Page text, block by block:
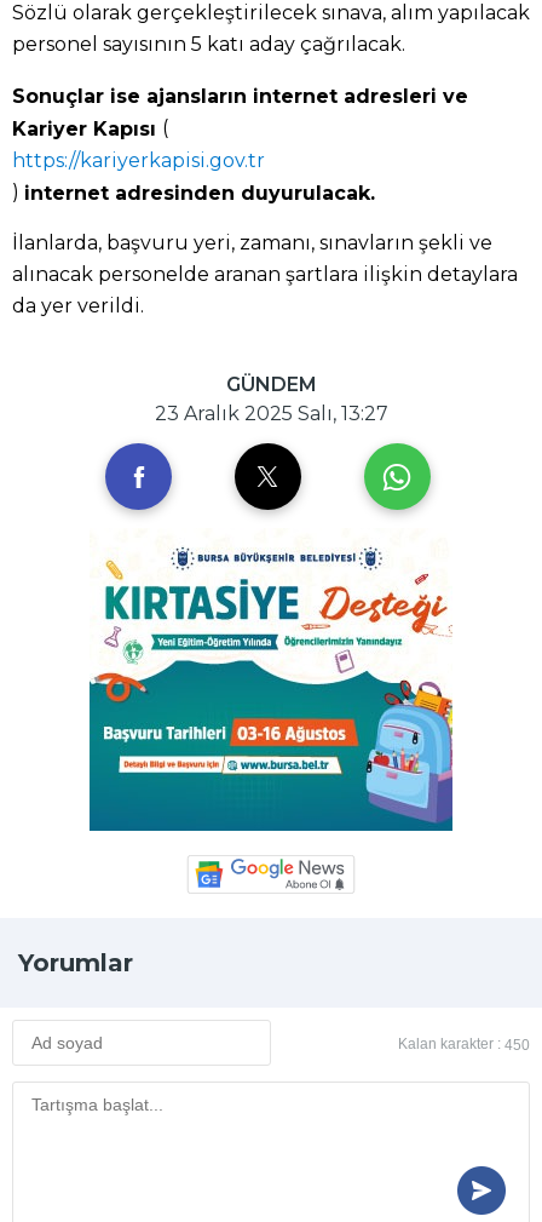
Sözlü olarak gerçekleştirilecek sınava, alım yapılacak
personel sayısının 5 katı aday çağrılacak.
Sonuçlar ise ajansların internet adresleri ve
Kariyer Kapısı (
https://kariyerkapisi.gov.tr
) internet adresinden duyurulacak.
İlanlarda, başvuru yeri, zamanı, sınavların şekli ve
alınacak personelde aranan şartlara ilişkin detaylara
da yer verildi.
GÜNDEM
23 Aralık 2025 Salı, 13:27
Yorumlar
Kalan karakter : 450